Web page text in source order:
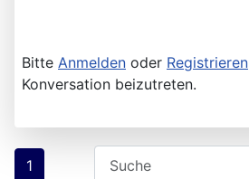
Bitte Anmelden oder Registrieren
Konversation beizutreten.
1